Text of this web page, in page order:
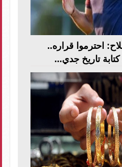
احترموا قراره..
تاريخ جدي...